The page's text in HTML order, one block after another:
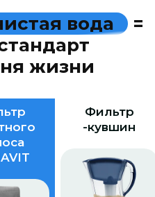
истая вода
=
тандарт
ня жизни
Фильтр
-кувшин